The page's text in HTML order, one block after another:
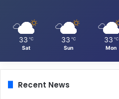
33 ℃
Sat
33 ℃
Sun
33 ℃
Mon
Recent News